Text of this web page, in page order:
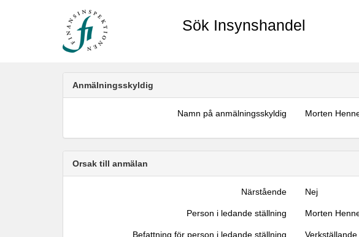
Sök Insynshandel
Anmälningsskyldig
Namn på anmälningsskyldig Morten
Orsak till anmälan
Närstående Nej
Person i ledande ställning Morten
Befattning för person i ledande ställning